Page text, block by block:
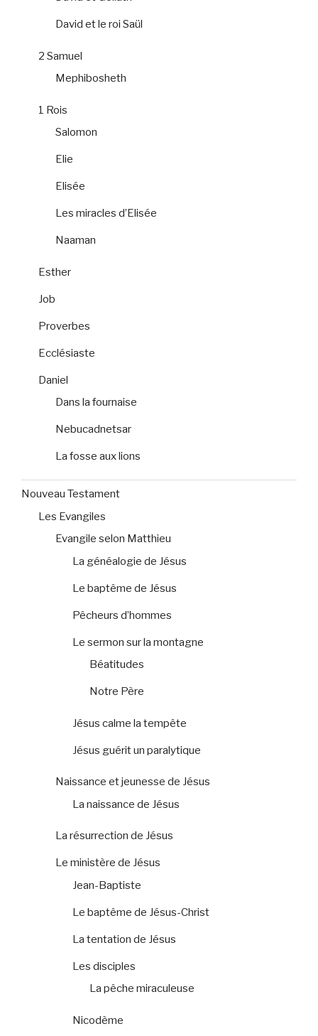
David et le roi Saül
2 Samuel
Mephibosheth
1 Rois
Salomon
Elie
Elisée
Les miracles d’Elisée
Naaman
Esther
Job
Proverbes
Ecclésiaste
Daniel
Dans la fournaise
Nebucadnetsar
La fosse aux lions
Nouveau Testament
Les Evangiles
Evangile selon Matthieu
La généalogie de Jésus
Le baptême de Jésus
Pêcheurs d’hommes
Le sermon sur la montagne
Béatitudes
Notre Père
Jésus calme la tempête
Jésus guérit un paralytique
Naissance et jeunesse de Jésus
La naissance de Jésus
La résurrection de Jésus
Le ministère de Jésus
Jean-Baptiste
Le baptême de Jésus-Christ
La tentation de Jésus
Les disciples
La pêche miraculeuse
Nicodème